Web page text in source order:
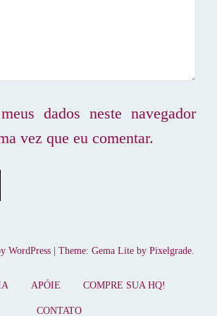
dados neste navegador
vez que eu comentar.
WordPress Theme: Gema Lite by Pixelgrade.
APÓIE COMPRE SUA HQ!
CONTATO